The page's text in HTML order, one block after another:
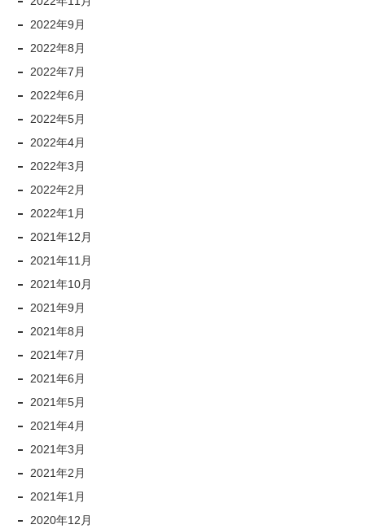
2022年9月
2022年8月
2022年7月
2022年6月
2022年5月
2022年4月
2022年3月
2022年2月
2022年1月
2021年12月
2021年11月
2021年10月
2021年9月
2021年8月
2021年7月
2021年6月
2021年5月
2021年4月
2021年3月
2021年2月
2021年1月
2020年12月